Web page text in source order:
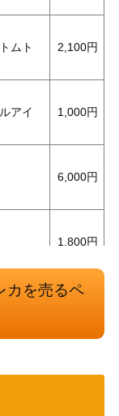
ムト
2,100
アイ
1,000
6,000
1,800
カを売るペ